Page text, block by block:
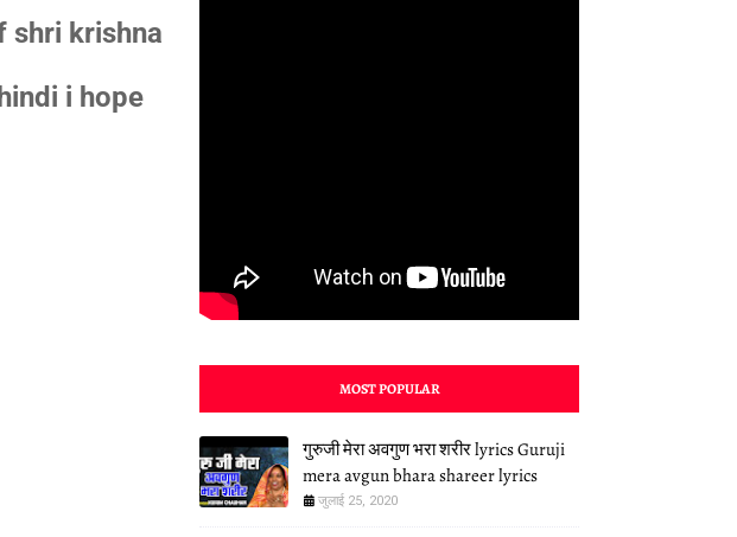
shri krishna
i hope
MOST POPULAR
गुरुजी मेरा अवगुण भरा शरीर lyrics Guruji
mera avgun bhara shareer lyrics
जुलाई 25, 2020